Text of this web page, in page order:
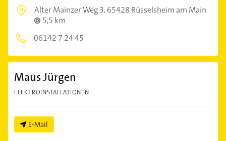
Alter Mainzer Weg 3,65428 Rüsselsheim am Main
5,5 km
06142 7 24 45
Maus Jürgen
ELEKTROINSTALLATIONEN
E-Mail